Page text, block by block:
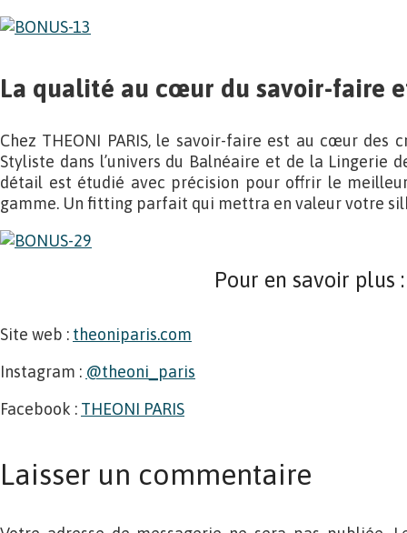
La qualité au cœur du savoir-faire
Chez THEONI PARIS, le savoir-faire est au cœur des
Styliste dans l’univers du Balnéaire et de la Lingerie
détail est étudié avec précision pour offrir le
gamme. Un fitting parfait qui mettra en valeur votre
Pour en savoir plus :
Site web : theoniparis.com
Instagram : @theoni_paris
Facebook : THEONI PARIS
Laisser un commentaire